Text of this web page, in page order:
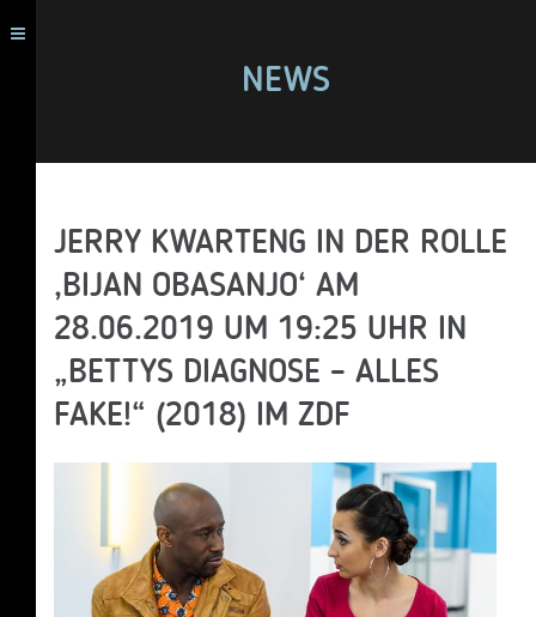
NEWS
JERRY KWARTENG IN DER ROLLE
‚BIJAN OBASANJO‘ AM
28.06.2019 UM 19:25 UHR IN
„BETTYS DIAGNOSE – ALLES
FAKE!“ (2018) IM ZDF